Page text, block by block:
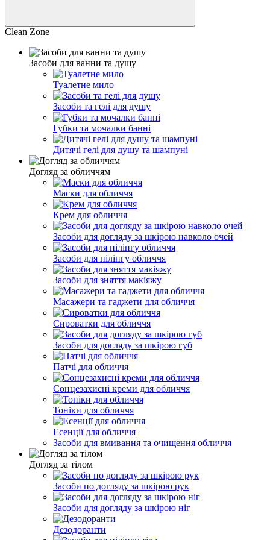
Зверніть увагу:
Пошти протягом 5 днів, після чого автоматично повертаються
відправнику.
У разі помилки з боку продавця –
моменту отримання.
В інших випадкахповернення або обмін неможливі
Clean Zone
Засоби для ванни та душу
Туалетне мило
Засоби та гелі для душу
Губки та мочалки банні
Дитячі гелі для душу та шампуні
Догляд за обличчям
Маски для обличчя
Крем для обличчя
Засоби для догляду за шкірою навколо очей
Засоби для пілінгу обличчя
Засоби для зняття макіяжу
Масажери та гаджети для обличчя
Сироватки для обличчя
Засоби для догляду за шкірою губ
Патчі для обличчя
Сонцезахисні креми для обличчя
Тоніки для обличчя
Есенції для обличчя
Засоби для вмивання та очищення обличчя
Догляд за тілом
Засоби по догляду за шкірою рук
Засоби для догляду за шкірою ніг
Дезодоранти